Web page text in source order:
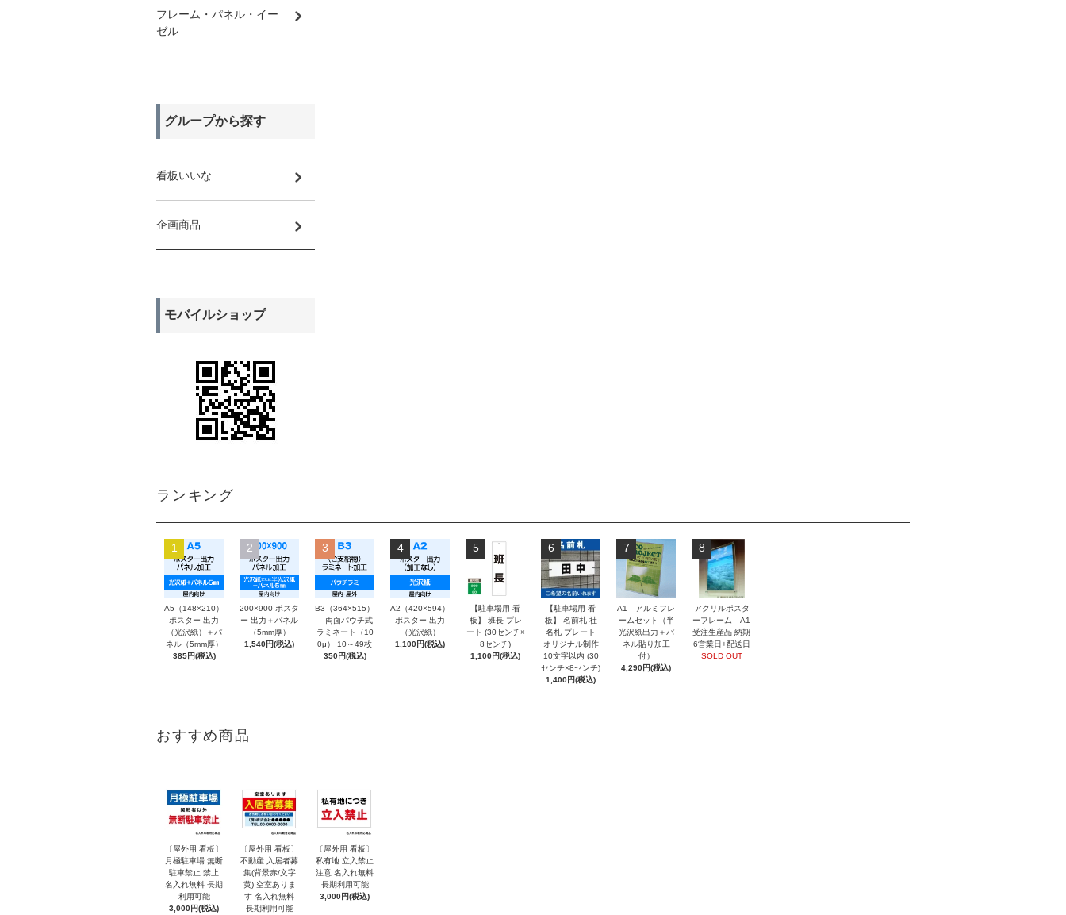
フレーム・パネル・イー
ゼル
グループから探す
看板いいな
企画商品
モバイルショップ
ランキング
1
A5（148×210）
ポスター 出力
（光沢紙）＋パ
ネル（5mm厚）
385円(税込)
2
200×900 ポスタ
ー 出力＋パネル
（5mm厚）
1,540円(税込)
3
B3（364×515）
両面パウチ式
ラミネート（10
0μ） 10～49枚
350円(税込)
4
A2（420×594）
ポスター 出力
（光沢紙）
1,100円(税込)
5
【駐車場用 看
板】 班長 プレ
ート (30センチ×
8センチ)
1,100円(税込)
6
【駐車場用 看
板】 名前札 社
名札 プレート
オリジナル制作
10文字以内 (30
センチ×8センチ)
1,400円(税込)
7
A1 アルミフレ
ームセット（半
光沢紙出力＋パ
ネル貼り加工
付）
4,290円(税込)
8
アクリルポスタ
ーフレーム A1
受注生産品 納期
6営業日+配送日
SOLD OUT
おすすめ商品
〔屋外用 看板〕
月極駐車場 無断
駐車禁止 禁止
名入れ無料 長期
利用可能
3,000円(税込)
〔屋外用 看板〕
不動産 入居者募
集(背景赤/文字
黄) 空室ありま
す 名入れ無料
長期利用可能
〔屋外用 看板〕
私有地 立入禁止
注意 名入れ無料
長期利用可能
3,000円(税込)